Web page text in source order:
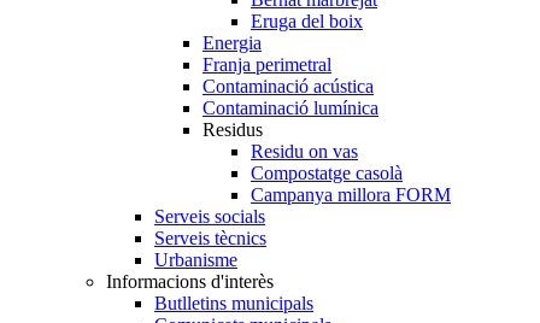
Eruga del boix
Energia
Franja perimetral
Contaminació acústica
Contaminació lumínica
Residus
Residu on vas
Compostatge casolà
Campanya millora FORM
Serveis socials
Serveis tècnics
Urbanisme
Informacions d'interès
Butlletins municipals